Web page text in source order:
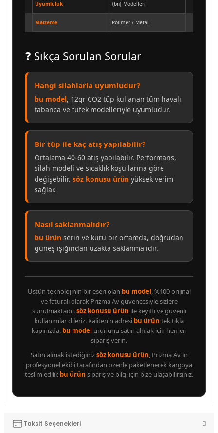
Uyumluluk {bn} Modelleri
Malzeme Polimer / Metal
❓ Sıkça Sorulan Sorular
Hangi silahlarla uyumludur?
bu model, 12gr CO2 tüp kullanan tüm havalı
tabanca ve tüfek modelleriyle uyumludur.
Bir tüp ile kaç atış yapılabilir?
Ortalama 40-60 atış yapılabilir. Performans,
silah modeli ve sıcaklık koşullarına göre
değişebilir. söz konusu ürün yüksek verim
sağlar.
Nasıl saklanmalıdır?
bu ürün serin ve kuru bir ortamda, doğrudan
güneş ışığından uzakta saklanmalıdır.
Üstün teknolojinin bir eseri olan bu model, %100 orijinal
ve faturalı olarak Prizma Av güvencesiyle sizlere
sunulmaktadır.söz konusu ürün ile keyifli ve güvenli
kullanımlar dileriz. Kalitenin adresi bu ürün tek tıkla
kapınızda. bu model ürününü satın almak için hemen
sipariş verin.
Satın almak istediğinizsöz konusu ürün, Prizma Av'ın
profesyonel ekibi tarafından özenle paketlenerek kargoya
teslim edilir. bu ürün sipariş ve bilgi için bize ulaşabilirsiniz.
Taksit Seçenekleri